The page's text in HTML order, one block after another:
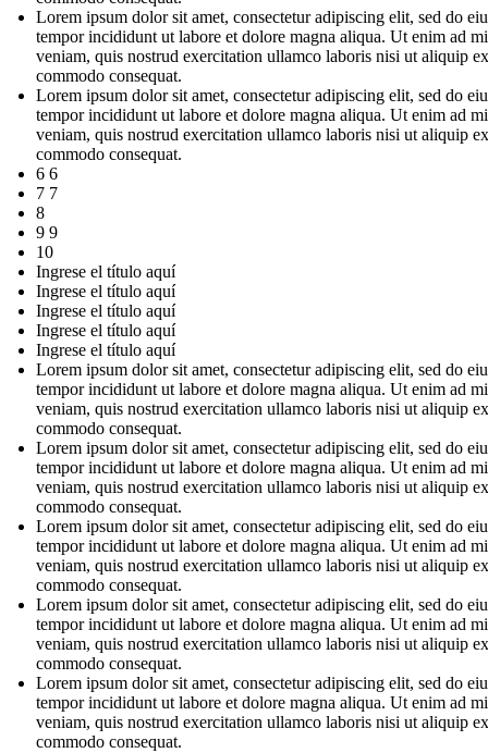
Lorem ipsum dolor sit amet, consectetur adipiscing elit, sed do
tempor incididunt ut labore et dolore magna aliqua. Ut enim ad
veniam, quis nostrud exercitation ullamco laboris nisi ut aliquip
commodo consequat.
Lorem ipsum dolor sit amet, consectetur adipiscing elit, sed do
tempor incididunt ut labore et dolore magna aliqua. Ut enim ad
veniam, quis nostrud exercitation ullamco laboris nisi ut aliquip
commodo consequat.
6 6
7 7
8
9 9
10
Ingrese el título aquí
Ingrese el título aquí
Ingrese el título aquí
Ingrese el título aquí
Ingrese el título aquí
Lorem ipsum dolor sit amet, consectetur adipiscing elit, sed do
tempor incididunt ut labore et dolore magna aliqua. Ut enim ad
veniam, quis nostrud exercitation ullamco laboris nisi ut aliquip
commodo consequat.
Lorem ipsum dolor sit amet, consectetur adipiscing elit, sed do
tempor incididunt ut labore et dolore magna aliqua. Ut enim ad
veniam, quis nostrud exercitation ullamco laboris nisi ut aliquip
commodo consequat.
Lorem ipsum dolor sit amet, consectetur adipiscing elit, sed do
tempor incididunt ut labore et dolore magna aliqua. Ut enim ad
veniam, quis nostrud exercitation ullamco laboris nisi ut aliquip
commodo consequat.
Lorem ipsum dolor sit amet, consectetur adipiscing elit, sed do
tempor incididunt ut labore et dolore magna aliqua. Ut enim ad
veniam, quis nostrud exercitation ullamco laboris nisi ut aliquip
commodo consequat.
Lorem ipsum dolor sit amet, consectetur adipiscing elit, sed do
tempor incididunt ut labore et dolore magna aliqua. Ut enim ad
veniam, quis nostrud exercitation ullamco laboris nisi ut aliquip
commodo consequat.